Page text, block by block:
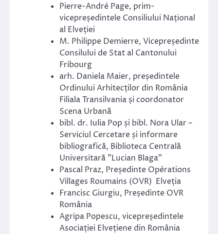
Pierre-André Page, prim-
vicepreședintele Consiliului Național
al Elveției
M. Philippe Demierre, Vicepreședinte
Consilului de Stat al Cantonului
Fribourg
arh. Daniela Maier, președintele
Ordinului Arhitecților din România
Filiala Transilvania și coordonator
Scena Urbană
bibl. dr. Iulia Pop și bibl. Nora Ular –
Serviciul Cercetare și informare
bibliografică, Biblioteca Centrală
Universitară ”Lucian Blaga”
Pascal Praz, Președinte Opérations
Villages Roumains (OVR) Elveția
Francisc Giurgiu, Președinte OVR
România
Agripa Popescu, vicepreședintele
Asociației Elvețiene din România